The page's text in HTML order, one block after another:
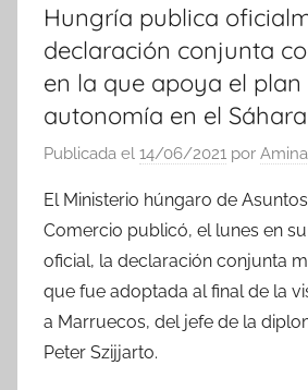
Hungría publica
declaración conjunta
en la que apoya el plan
autonomía en el
Publicada el 14/06/2021 por
El Ministerio húngaro de
Comercio publicó, el lunes en
oficial, la declaración conjunta
que fue adoptada al final de la
a Marruecos, del jefe de la
Peter Szijjarto.